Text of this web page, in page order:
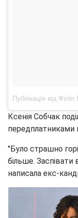
Публікація від
Ксенія Собчак
передплатниками
"Було страшно
більше. Заспівати
написала екс-